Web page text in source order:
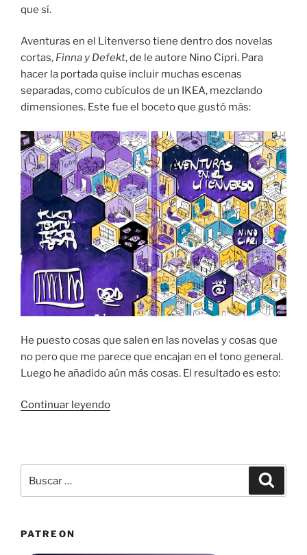
que sí.
Aventuras en el Litenverso tiene dentro dos novelas
cortas, Finna y Defekt, de le autore Nino Cipri. Para
hacer la portada quise incluir muchas escenas
separadas, como cubículos de un IKEA, mezclando
dimensiones. Este fue el boceto que gustó más:
He puesto cosas que salen en las novelas y cosas que
no pero que me parece que encajan en el tono general.
Luego he añadido aún más cosas. El resultado es esto:
Continuar leyendo«Portada
por:
PATREON